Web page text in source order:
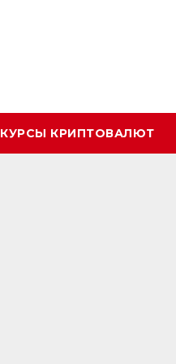
КУРСЫ КРИПТОВАЛЮТ